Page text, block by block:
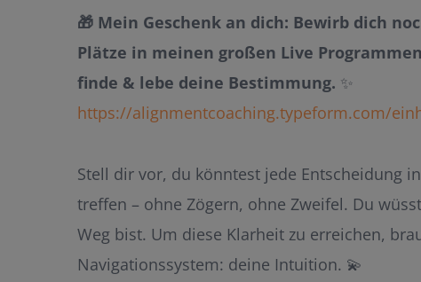
🎁 Mein Geschenk an dich: Bewirb dich
Plätze in meinen großen Live
finde & lebe deine Bestimmung. ✨
https://alignmentcoaching.typeform.com/
Stell dir vor, du könntest jede Entscheidung
treffen – ohne Zögern, ohne Zweifel. Du
Weg bist. Um diese Klarheit zu erreichen,
Navigationssystem: deine Intuition. 💫